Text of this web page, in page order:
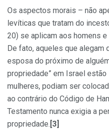
Os aspectos morais – não
levíticas que tratam do
20) se aplicam aos homens
De fato, aqueles que alegam
esposa do próximo de
propriedade” em Israel
mulheres, podiam ser
ao contrário do Código de
Testamento nunca exigia a
propriedade. [3]